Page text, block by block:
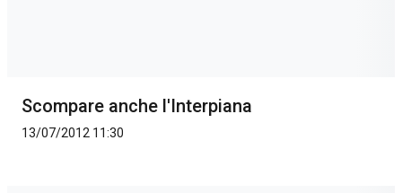
Scompare anche l'Interpiana
13/07/2012 11:30